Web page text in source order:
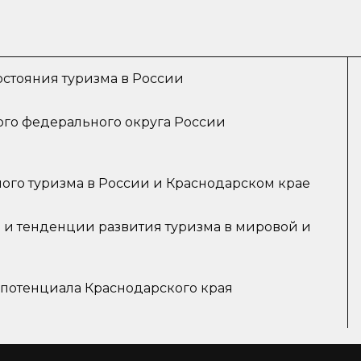
туризма в России
федерального округа России
туризма в России и Краснодарском крае
тенденции развития туризма в мировой и
Краснодарского края